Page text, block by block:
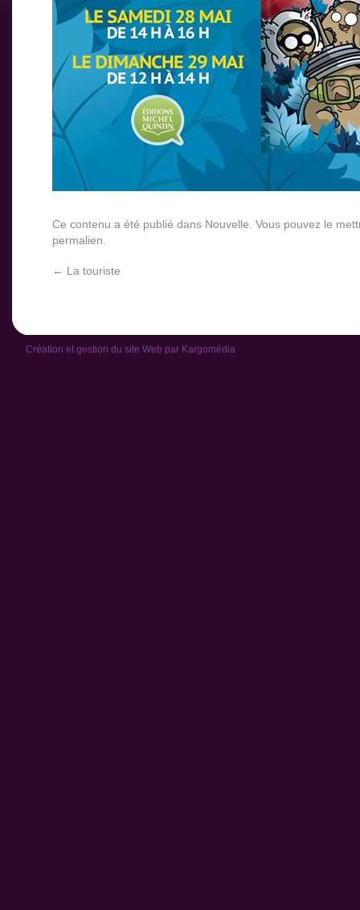
Ce contenu a été publié dans Nouvelle . Vous pouvez le
permalien
← La touriste
Création et gestion du site Web par Kargomédia